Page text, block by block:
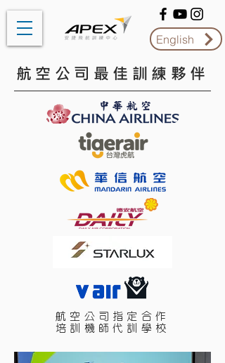
English
航空公司最佳訓練夥伴
航空公司指定合作
培訓機師代訓學校